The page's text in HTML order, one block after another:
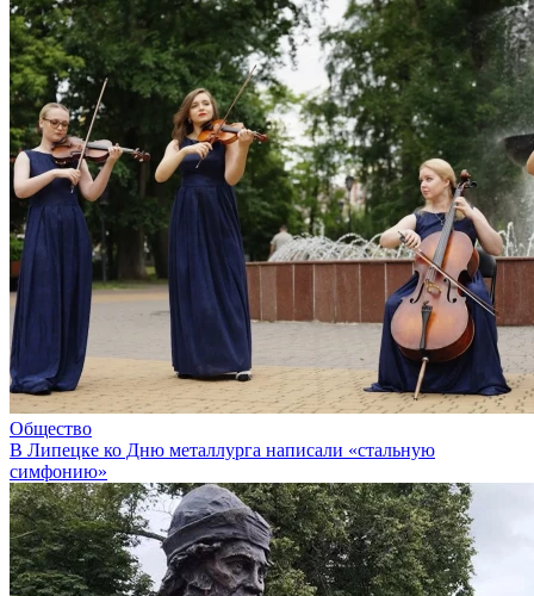
Общество
В Липецке ко Дню металлурга написали «стальную
симфонию»